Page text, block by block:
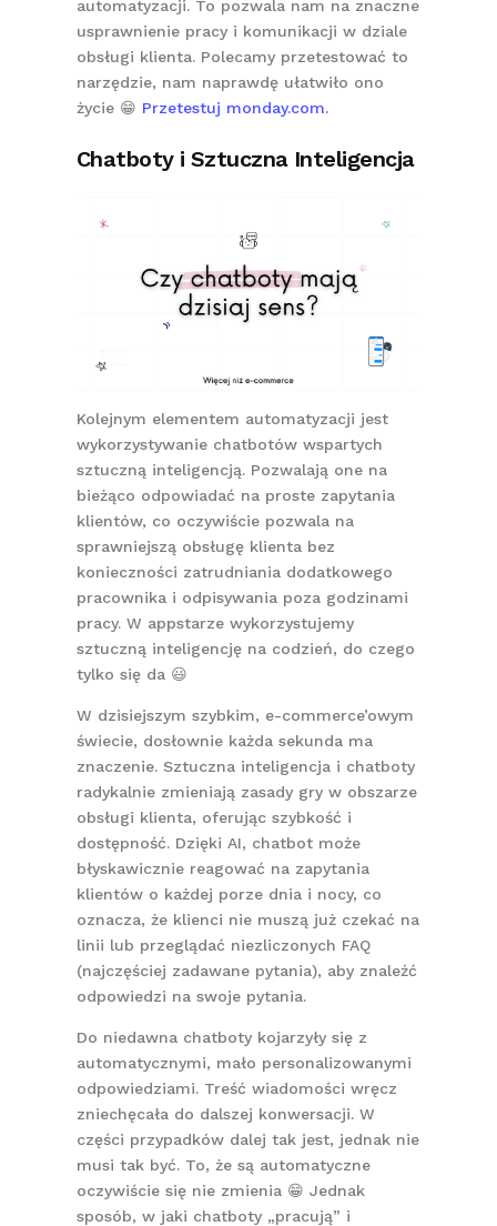
automatyzacji. To pozwala nam na znaczne
usprawnienie pracy i komunikacji w dziale
obsługi klienta. Polecamy przetestować to
narzędzie, nam naprawdę ułatwiło ono
życie 😁 Przetestuj monday.com.
Chatboty i Sztuczna Inteligencja
Kolejnym elementem automatyzacji jest
wykorzystywanie chatbotów wspartych
sztuczną inteligencją. Pozwalają one na
bieżąco odpowiadać na proste zapytania
klientów, co oczywiście pozwala na
sprawniejszą obsługę klienta bez
konieczności zatrudniania dodatkowego
pracownika i odpisywania poza godzinami
pracy. W appstarze wykorzystujemy
sztuczną inteligencję na codzień, do czego
tylko się da 😃
W dzisiejszym szybkim, e-commerce’owym
świecie, dosłownie każda sekunda ma
znaczenie. Sztuczna inteligencja i chatboty
radykalnie zmieniają zasady gry w obszarze
obsługi klienta, oferując szybkość i
dostępność. Dzięki AI, chatbot może
błyskawicznie reagować na zapytania
klientów o każdej porze dnia i nocy, co
oznacza, że klienci nie muszą już czekać na
linii lub przeglądać niezliczonych FAQ
(najczęściej zadawane pytania), aby znaleźć
odpowiedzi na swoje pytania.
Do niedawna chatboty kojarzyły się z
automatycznymi, mało personalizowanymi
odpowiedziami. Treść wiadomości wręcz
zniechęcała do dalszej konwersacji. W
części przypadków dalej tak jest, jednak nie
musi tak być. To, że są automatyczne
oczywiście się nie zmienia 😁 Jednak
sposób, w jaki chatboty „pracują” i